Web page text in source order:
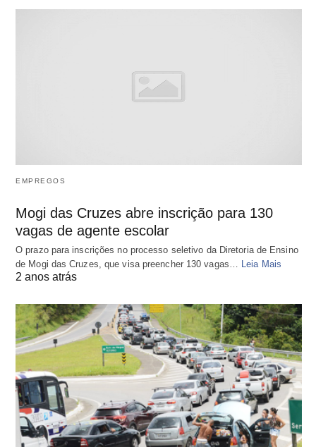
EMPREGOS
Mogi das Cruzes abre inscrição para 130
vagas de agente escolar
O prazo para inscrições no processo seletivo da Diretoria de Ensino
de Mogi das Cruzes, que visa preencher 130 vagas… Leia Mais
2 anos atrás